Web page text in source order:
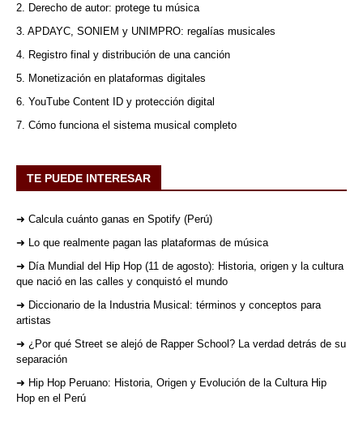
2. Derecho de autor: protege tu música
3. APDAYC, SONIEM y UNIMPRO: regalías musicales
4. Registro final y distribución de una canción
5. Monetización en plataformas digitales
6. YouTube Content ID y protección digital
7. Cómo funciona el sistema musical completo
TE PUEDE INTERESAR
➜ Calcula cuánto ganas en Spotify (Perú)
➜ Lo que realmente pagan las plataformas de música
➜ Día Mundial del Hip Hop (11 de agosto): Historia, origen y la cultura
que nació en las calles y conquistó el mundo
➜ Diccionario de la Industria Musical: términos y conceptos para
artistas
➜ ¿Por qué Street se alejó de Rapper School? La verdad detrás de su
separación
➜ Hip Hop Peruano: Historia, Origen y Evolución de la Cultura Hip
Hop en el Perú